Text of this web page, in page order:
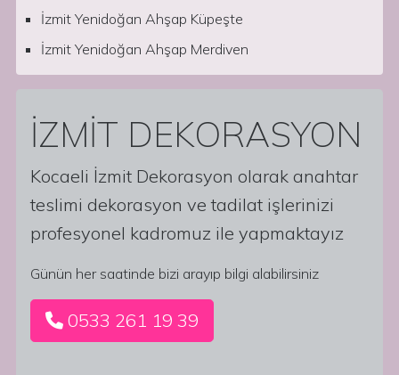
İzmit Yenidoğan Ahşap Küpeşte
İzmit Yenidoğan Ahşap Merdiven
İZMİT DEKORASYON
Kocaeli İzmit Dekorasyon olarak anahtar
teslimi dekorasyon ve tadilat işlerinizi
profesyonel kadromuz ile yapmaktayız
Günün her saatinde bizi arayıp bilgi alabilirsiniz
0533 261 19 39